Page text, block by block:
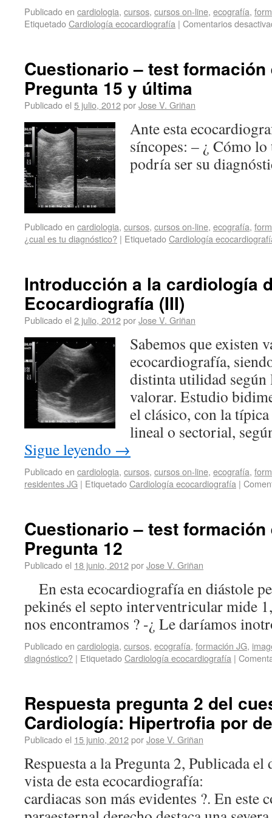
Publicado en cardiologia, cursos, cursos on-line, ecografía,
EtiquetadoCardiología ecocardiografía | Comentarios
Cuestionario – test
Pregunta 15 y última
Publicado el 5 julio, 2012porJose V. Griñan
Ante esta
síncopes: – ¿ Cómo
podría ser su
Publicado en cardiologia, cursos, cursos on-line, ecografía,
¿cual es tu diagnóstico? | EtiquetadoCardiología
Introducción a la cardiología
Ecocardiografía (III)
Publicado el 2 julio, 2012porJose V. Griñan
Sabemos que existen
ecocardiografía,
distinta utilidad según
valorar. Estudio
el clásico, con la
lineal o sectorial,
Sigue leyendo →
Publicado en cardiologia, cursos, cursos on-line, ecografía,
residentes JG | EtiquetadoCardiología ecocardiografía |
Cuestionario – test
Pregunta 12
Publicado el 18 junio, 2012porJose V. Griñan
En esta ecocardiografía en diástole
pekinés el septo interventricular
nos encontramos ? -¿ Le daríamos
Publicado en cardiologia, cursos, ecografía, formación JG,
diagnóstico? | EtiquetadoCardiología ecocardiografía |
Respuesta pregunta 2 del
Cardiología: Hipertrofia por
Publicado el 15 junio, 2012porJose V. Griñan
Respuesta a la Pregunta 2, Publicada
vista de esta ecocardiografía: 1.
cardiacas son más evidentes ?. En